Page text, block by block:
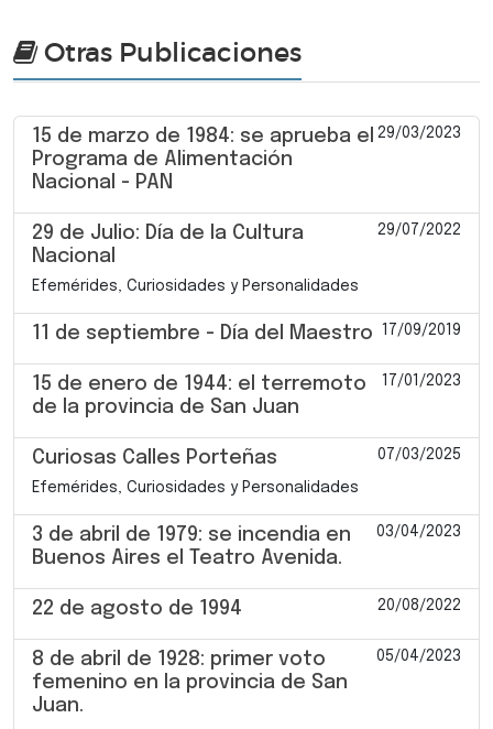
Otras Publicaciones
15 de marzo de 1984: se aprueba el
Programa de Alimentación
Nacional - PAN
29/03/2023
29 de Julio: Día de la Cultura
Nacional
29/07/2022
Efemérides, Curiosidades y Personalidades
11 de septiembre - Día del Maestro 17/09/2019
15 de enero de 1944: el terremoto
de la provincia de San Juan
17/01/2023
Curiosas Calles Porteñas 07/03/2025
Efemérides, Curiosidades y Personalidades
3 de abril de 1979: se incendia en
Buenos Aires el Teatro Avenida.
03/04/2023
22 de agosto de 1994 20/08/2022
8 de abril de 1928: primer voto
femenino en la provincia de San
Juan.
05/04/2023